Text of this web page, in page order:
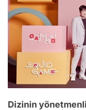
Dizinin